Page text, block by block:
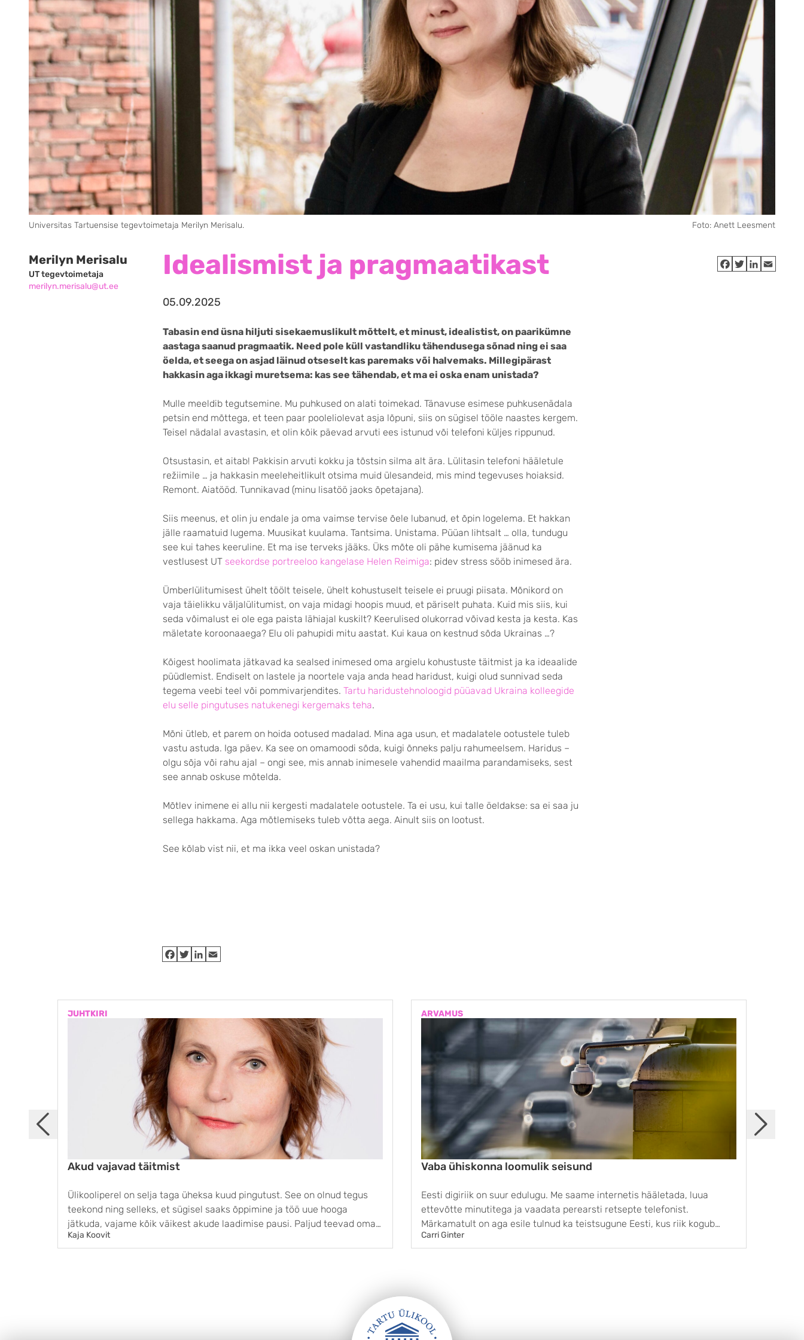
Universitas Tartuensise tegevtoimetaja Merilyn Merisalu. Foto: Anett Leesment
Merilyn Merisalu
UT tegevtoimetaja
merilyn.merisalu@ut.ee
Idealismist ja pragmaatikast
05.09.2025
Tabasin end üsna hiljuti sisekaemuslikult mõttelt, et minust, idealistist, on paarikümne
aastaga saanud pragmaatik. Need pole küll vastandliku tähendusega sõnad ning ei saa
öelda, et seega on asjad läinud otseselt kas paremaks või halvemaks. Millegipärast
hakkasin aga ikkagi muretsema: kas see tähendab, et ma ei oska enam unistada?
Mulle meeldib tegutsemine. Mu puhkused on alati toimekad. Tänavuse esimese puhkusenädala
petsin end mõttega, et teen paar pooleliolevat asja lõpuni, siis on sügisel tööle naastes kergem.
Teisel nädalal avastasin, et olin kõik päevad arvuti ees istunud või telefoni küljes rippunud.
Otsustasin, et aitab! Pakkisin arvuti kokku ja tõstsin silma alt ära. Lülitasin telefoni hääletule
režiimile … ja hakkasin meeleheitlikult otsima muid ülesandeid, mis mind tegevuses hoiaksid.
Remont. Aiatööd. Tunnikavad (minu lisatöö jaoks õpetajana).
Siis meenus, et olin ju endale ja oma vaimse tervise õele lubanud, et õpin logelema. Et hakkan
jälle raamatuid lugema. Muusikat kuulama. Tantsima. Unistama. Püüan lihtsalt … olla, tundugu
see kui tahes keeruline. Et ma ise terveks jääks. Üks mõte oli pähe kumisema jäänud ka
vestlusest UT seekordse portreeloo kangelase Helen Reimiga: pidev stress sööb inimesed ära.
Ümberlülitumisest ühelt töölt teisele, ühelt kohustuselt teisele ei pruugi piisata. Mõnikord on
vaja täielikku väljalülitumist, on vaja midagi hoopis muud, et päriselt puhata. Kuid mis siis, kui
seda võimalust ei ole ega paista lähiajal kuskilt? Keerulised olukorrad võivad kesta ja kesta. Kas
mäletate koroonaaega? Elu oli pahupidi mitu aastat. Kui kaua on kestnud sõda Ukrainas …?
Kõigest hoolimata jätkavad ka sealsed inimesed oma argielu kohustuste täitmist ja ka ideaalide
püüdlemist. Endiselt on lastele ja noortele vaja anda head haridust, kuigi olud sunnivad seda
tegema veebi teel või pommivarjendites. Tartu haridustehnoloogid püüavad Ukraina kolleegide
elu selle pingutuses natukenegi kergemaks teha.
Mõni ütleb, et parem on hoida ootused madalad. Mina aga usun, et madalatele ootustele tuleb
vastu astuda. Iga päev. Ka see on omamoodi sõda, kuigi õnneks palju rahumeelsem. Haridus –
olgu sõja või rahu ajal – ongi see, mis annab inimesele vahendid maailma parandamiseks, sest
see annab oskuse mõtelda.
Mõtlev inimene ei allu nii kergesti madalatele ootustele. Ta ei usu, kui talle öeldakse: sa ei saa ju
sellega hakkama. Aga mõtlemiseks tuleb võtta aega. Ainult siis on lootust.
See kõlab vist nii, et ma ikka veel oskan unistada?
JUHTKIRI
Akud vajavad täitmist
Ülikooliperel on selja taga üheksa kuud pingutust. See on olnud tegus
teekond ning selleks, et sügisel saaks õppimine ja töö uue hooga
jätkuda, vajame kõik väikest akude laadimise pausi. Paljud teevad oma
teekonnal nüüd ühe osaga lõpu, et kuidagi teisiti ...
Kaja Koovit
ARVAMUS
Vaba ühiskonna loomulik seisund
Eesti digiriik on suur edulugu. Me saame internetis hääletada, luua
ettevõtte minutitega ja vaadata perearsti retsepte telefonist.
Märkamatult on aga esile tulnud ka teistsugune Eesti, kus riik kogub
inimeste kohta järjest rohkem andmeid ja jälgib neid üha ulatuslikumalt.
Aina enam ...
Carri Ginter